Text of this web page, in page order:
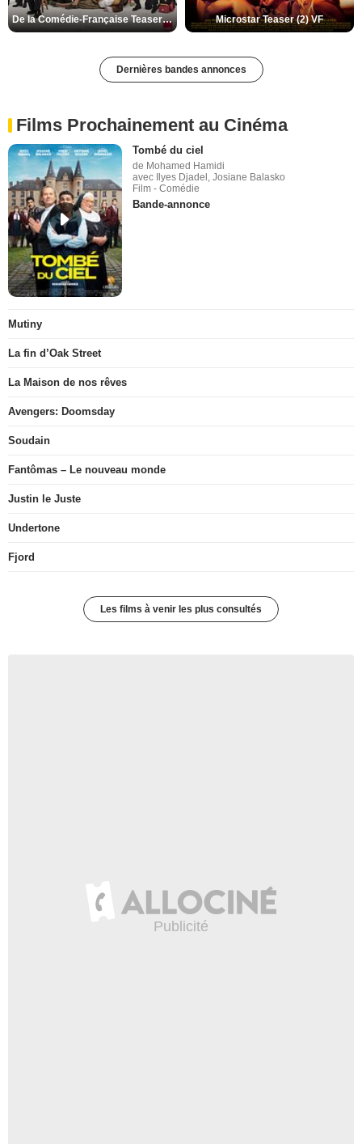
De la Comédie-Française Teaser (3) VF Microstar Teaser (2) VF
Dernières bandes annonces
Films Prochainement au Cinéma
Tombé du ciel
de Mohamed Hamidi
avec Ilyes Djadel, Josiane Balasko
Film - Comédie
Bande-annonce
Mutiny
La fin d’Oak Street
La Maison de nos rêves
Avengers: Doomsday
Soudain
Fantômas – Le nouveau monde
Justin le Juste
Undertone
Fjord
Les films à venir les plus consultés